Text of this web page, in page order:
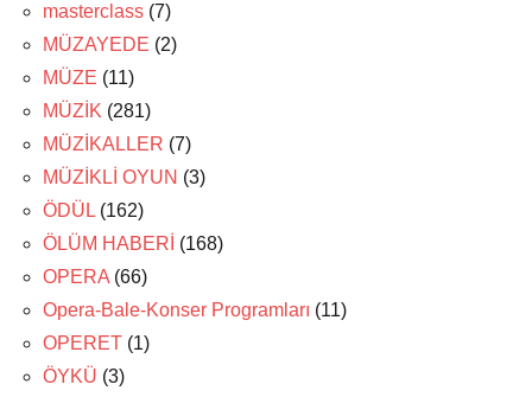
masterclass (7)
MÜZAYEDE (2)
MÜZE (11)
MÜZİK (281)
MÜZİKALLER (7)
MÜZİKLİ OYUN (3)
ÖDÜL (162)
ÖLÜM HABERİ (168)
OPERA (66)
Opera-Bale-Konser Programları (11)
OPERET (1)
ÖYKÜ (3)